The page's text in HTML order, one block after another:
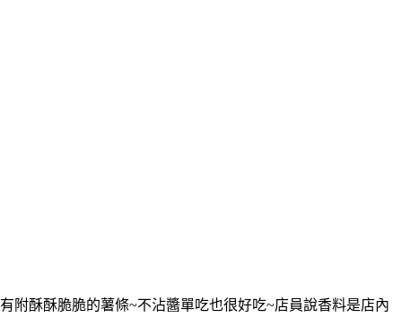
有附酥酥脆脆的薯條~不沾醬單吃也很好吃~店員說香料是店內